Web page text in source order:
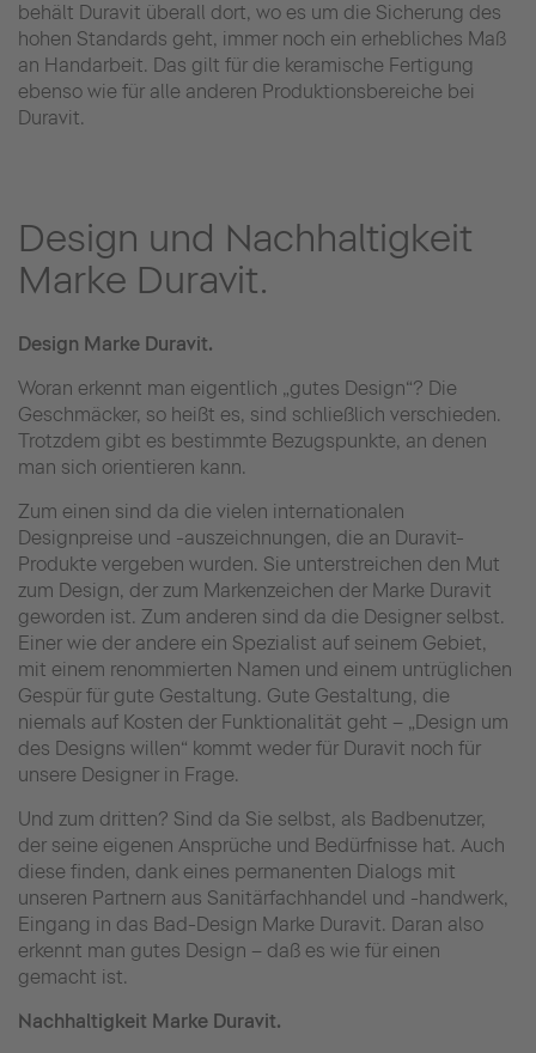
behält Duravit überall dort, wo es um die Sicherung des
hohen Standards geht, immer noch ein erhebliches Maß
an Handarbeit. Das gilt für die keramische Fertigung
ebenso wie für alle anderen Produktionsbereiche bei
Duravit.
Design und Nachhaltigkeit
Marke Duravit.
Design Marke Duravit.
Woran erkennt man eigentlich „gutes Design“? Die
Geschmäcker, so heißt es, sind schließlich verschieden.
Trotzdem gibt es bestimmte Bezugspunkte, an denen
man sich orientieren kann.
Zum einen sind da die vielen internationalen
Designpreise und -auszeichnungen, die an Duravit-
Produkte vergeben wurden. Sie unterstreichen den Mut
zum Design, der zum Markenzeichen der Marke Duravit
geworden ist. Zum anderen sind da die Designer selbst.
Einer wie der andere ein Spezialist auf seinem Gebiet,
mit einem renommierten Namen und einem untrüglichen
Gespür für gute Gestaltung. Gute Gestaltung, die
niemals auf Kosten der Funktionalität geht – „Design um
des Designs willen“ kommt weder für Duravit noch für
unsere Designer in Frage.
Und zum dritten? Sind da Sie selbst, als Badbenutzer,
der seine eigenen Ansprüche und Bedürfnisse hat. Auch
diese finden, dank eines permanenten Dialogs mit
unseren Partnern aus Sanitärfachhandel und -handwerk,
Eingang in das Bad-Design Marke Duravit. Daran also
erkennt man gutes Design – daß es wie für einen
gemacht ist.
Nachhaltigkeit Marke Duravit.